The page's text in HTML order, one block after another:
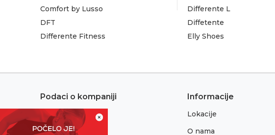
×
Comfort by Lusso
DFT
Differente Fitness
Differente L
Diffetente
Elly Shoes
Podaci o kompaniji
Adresa:
Sremska 1
Informacije
Lokacije
O nama